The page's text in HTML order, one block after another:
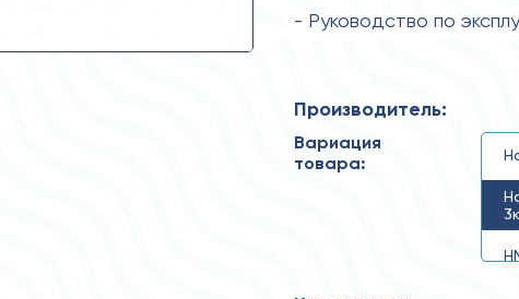
- Руководство по
Производитель:
Вариация
товара: